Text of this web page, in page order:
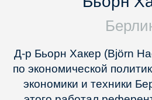
Д-р Бьорн Хакер (Björn
по экономической
экономики и техники